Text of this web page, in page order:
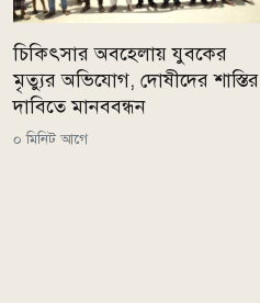
চিকিৎসার অবহেলায় যুবকের
মৃত্যুর অভিযোগ, দোষীদের শাস্তির
দাবিতে মানববন্ধন
০ মিনিট আগে